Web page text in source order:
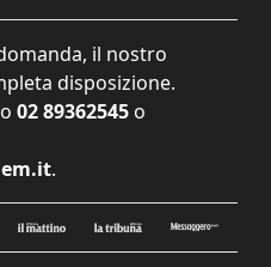
il nostro
disposizione.
02 89362545 o
.